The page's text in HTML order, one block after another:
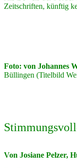
Zeitschriften, künftig
Foto: von Johannes
Büllingen (Titelbild
Von Josiane Pelzer,